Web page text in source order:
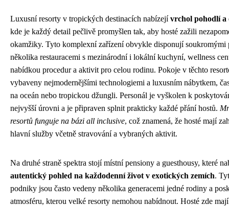
Luxusní resorty v tropických destinacích nabízejívrchol pohodlí a
kde je každý detail pečlivě promyšlen tak, aby hosté zažili
okamžiky. Tyto komplexní zařízení obvykle disponují soukromými
několika restauracemi s mezinárodní i lokální kuchyní, wellness
nabídkou procedur a aktivit pro celou rodinu. Pokoje v těchto
vybaveny nejmodernějšími technologiemi a luxusním nábytkem,
na oceán nebo tropickou džungli. Personál je vyškolen k
nejvyšší úrovni a je připraven splnit prakticky každé přání hostů.
resortů funguje na bázi all inclusive, což znamená, že hosté mají
hlavní služby včetně stravování a vybraných aktivit.
Na druhé straně spektra stojí místní pensiony a guesthousy, které
autentický pohled na každodenní život v exotických zemích.
podniky jsou často vedeny několika generacemi jedné rodiny a
atmosféru, kterou velké resorty nemohou nabídnout. Hosté zde